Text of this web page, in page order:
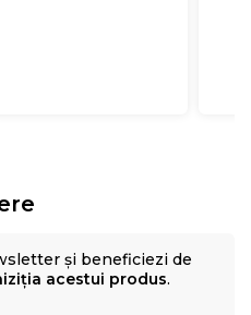
și beneficiezi de
acestui produs.